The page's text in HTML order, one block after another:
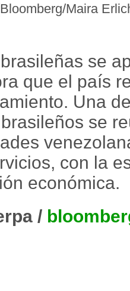
Maira
se
que el país
Una
se
con la
económica.
/